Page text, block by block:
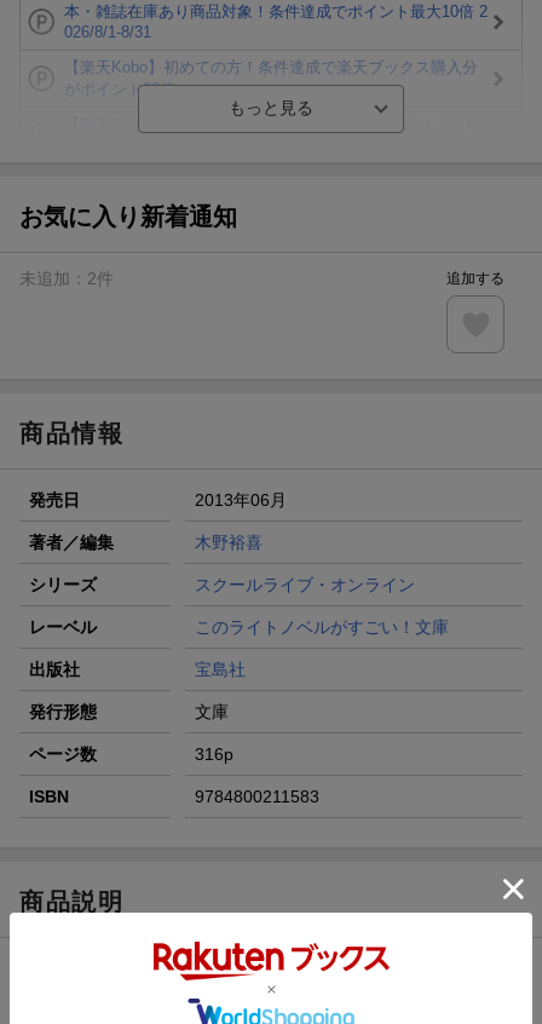
本・雑誌在庫あり商品対象！条件達成でポイント最大10倍 2
026/8/1-8/31
【楽天Kobo】初めての方！条件達成で楽天ブックス購入分
がポイント20倍
ト山分け
エントリー＆3,000円以上購入で無料データSIM（3GB/月プ
楽天モバイル紹介キャンペーンの拡散で300円OFFクーポン
お気に入り新着通知
未追加： 2件 追加する
商品情報
発売日 2013年06月
著者／編集 木野裕喜
シリーズ スクールライブ・オンライン
レーベル このライトノベルがすごい！文庫
出版社 宝島社
発行形態 文庫
ページ数 316p
ISBN 9784800211583
商品説明
内容紹介（「BOOK」データベースより）